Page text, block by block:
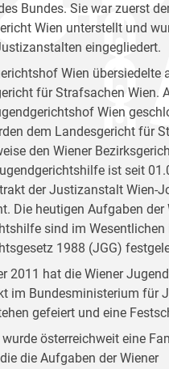
Bundes. Sie war zuerst
Wien unterstellt und
eingegliedert.
Wien übersiedelte
für Strafsachen Wien.
Wien
dem Landesgericht für
den Wiener
ist seit
der Justizanstalt Wien-
Die heutigen Aufgaben der
sind im Wesentlichen
1988 (JGG)
2011 hat die Wiener
im Bundesministerium für
gefeiert und eine
wurde österreichweit eine
die Aufgaben der Wiener